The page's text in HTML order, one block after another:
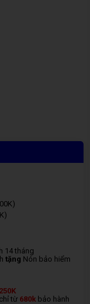
14 tháng
tặng Nón bảo hiểm
250K
từ 680k bảo hành